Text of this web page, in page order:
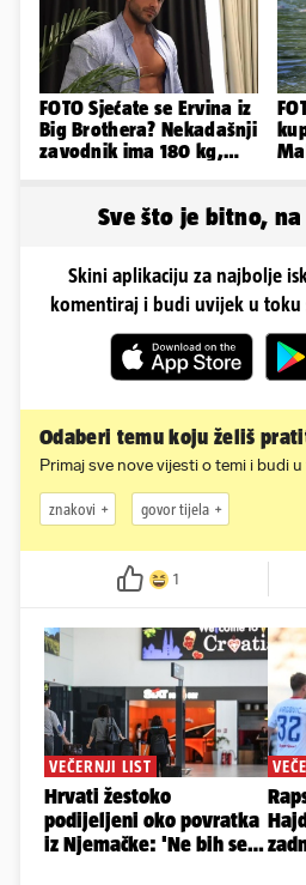
FOTO Sjećate se Ervina iz
Big Brothera? Nekadašnji
zavodnik ima 180 kg,
Sve što je bitno,
Skini aplikaciju za najbolje
komentiraj i budi uvijek u toku
Odaberi temu koju želiš
Primaj sve nove vijesti o temi i budi
znakovi govor tijela
1